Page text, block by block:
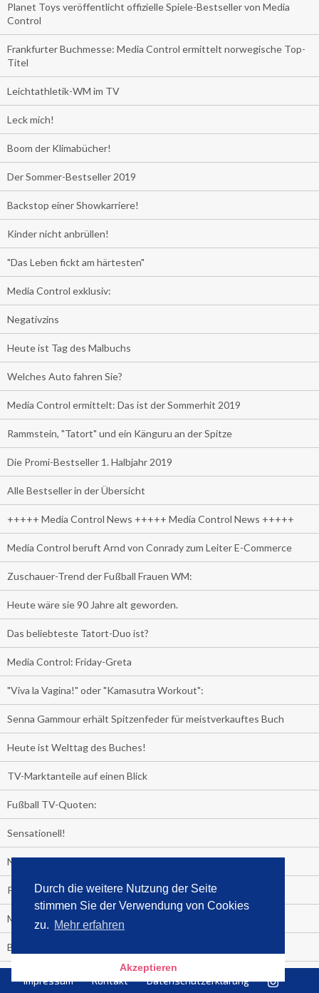
Durch die weitere Nutzung der Seite
stimmen Sie der Verwendung von Cookies
zu. Mehr erfahren
Akzeptieren
Planet Toys veröffentlicht offizielle Spiele-Bestseller von Media
Control
Frankfurter Buchmesse: Media Control ermittelt norwegische Top-
Titel
Leichtathletik-WM im TV
Leck mich!
Boom der Klimabücher!
Der Sommer-Bestseller 2019
Backstop einer Showkarriere!
Kinder nicht anbrüllen!
"Das Leben fickt am härtesten"
Media Control exklusiv:
Negativzins
Heute ist Tag des Malbuchs
Welches Auto fahren Sie?
Media Control ermittelt: Das ist der Sommerhit 2019
Rammstein, "Tatort" und ein Känguru an der Spitze
Die Promi-Bestseller 1. Halbjahr 2019
Alle Bestseller in der Übersicht
+++++ Media Control News +++++ Media Control News +++++
Media Control beruft Arnd von Conrady zum Leiter E-Commerce
Zuschauer-Trend der Fußball Frauen WM:
Heute wäre sie 90 Jahre alt geworden.
Das beliebteste Tatort-Duo ist?
Media Control: Friday-Greta
"Viva la Vagina!" oder "Kamasutra Workout":
Senna Gammour erhält Spitzenfeder für meistverkauftes Buch
Heute ist Welttag des Buches!
TV-Marktanteile auf einen Blick
Fußball TV-Quoten:
Sensationell!
Niederlande - Deutschland:
PRESSEMITTEILUNG
Media Control eBook-Panel
BIATHLON-WM im TV
Impressum Kontakt Datenschutzerklärung